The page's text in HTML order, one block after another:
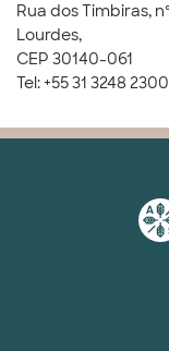
Rua dos Timbiras,
Lourdes,
CEP 30140-061
Tel: +55 31 3248 2300